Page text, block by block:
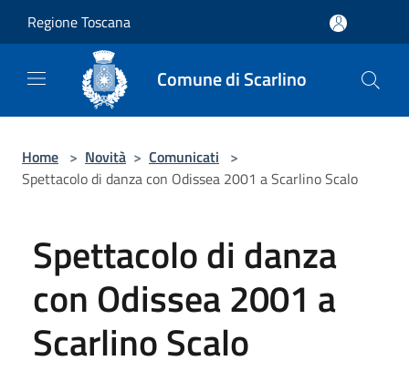
Regione Toscana
Comune di Scarlino
Home > Novità > Comunicati >
Spettacolo di danza con Odissea 2001 a Scarlino Scalo
Spettacolo di danza
con Odissea 2001 a
Scarlino Scalo